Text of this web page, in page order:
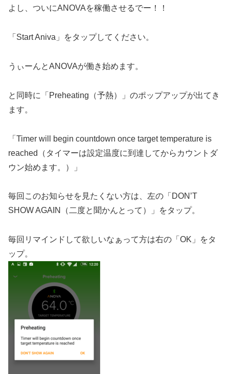
よし、ついにANOVAを稼働させるでー！！
「Start Aniva」をタップしてください。
うぃーんとANOVAが働き始めます。
と同時に「Preheating（予熱）」のポップアップが出てき
ます。
「Timer will begin countdown once target temperature is
reached（タイマーは設定温度に到達してからカウントダ
ウン始めます。）」
毎回このお知らせを見たくない方は、左の「DON’T
SHOW AGAIN（二度と聞かんとって）」をタップ。
毎回リマインドして欲しいなぁって方は右の「OK」をタ
ップ。